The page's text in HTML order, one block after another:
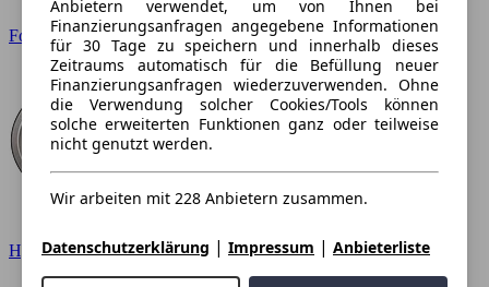
Ford
Hyundai
Anbietern verwendet, um von Ihnen bei
Finanzierungsanfragen angegebene Informationen
für 30 Tage zu speichern und innerhalb dieses
Zeitraums automatisch für die Befüllung neuer
Finanzierungsanfragen wiederzuverwenden. Ohne
die Verwendung solcher Cookies/Tools können
solche erweiterten Funktionen ganz oder teilweise
nicht genutzt werden.
Wir arbeiten mit 228 Anbietern zusammen.
Datenschutzerklärung | Impressum | Anbieterliste